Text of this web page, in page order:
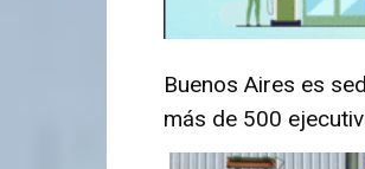
Buenos Aires es
más de 500